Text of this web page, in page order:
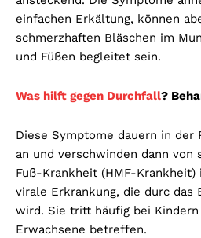
einfachen Erkältung, können
schmerzhaften Bläschen im
und Füßen begleitet sein.
Was hilft gegen Durchfall?
Diese Symptome dauern in der
an und verschwinden dann von
Fuß-Krankheit (HMF-
virale Erkrankung, die durc das
wird. Sie tritt häufig bei Kindern
Erwachsene betreffen.